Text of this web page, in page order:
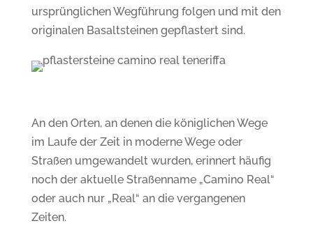
ursprünglichen Wegführung folgen und mit den
originalen Basaltsteinen gepflastert sind.
An den Orten, an denen die königlichen Wege
im Laufe der Zeit in moderne Wege oder
Straßen umgewandelt wurden, erinnert häufig
noch der aktuelle Straßenname „Camino Real“
oder auch nur „Real“ an die vergangenen
Zeiten.